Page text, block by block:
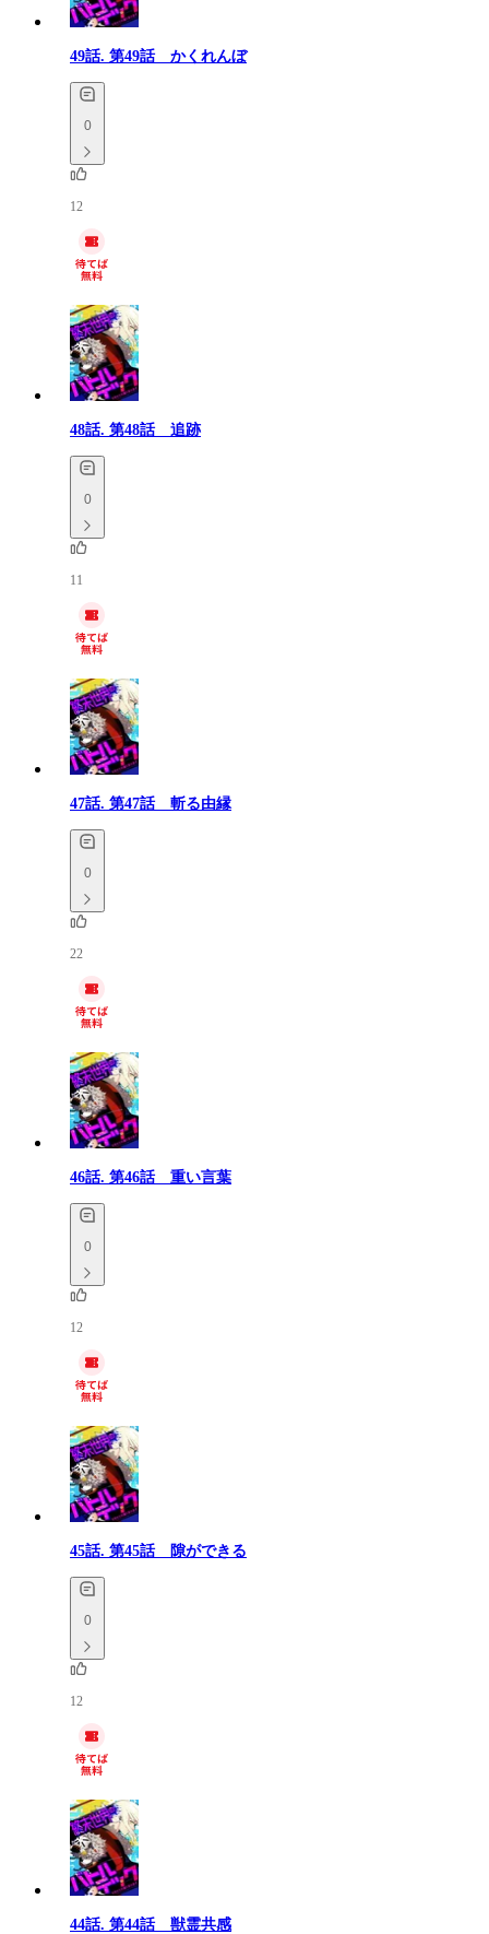
49話. 第49話 かくれんぼ
0
12
48話. 第48話 追跡
0
11
47話. 第47話 斬る由縁
0
22
46話. 第46話 重い言葉
0
12
45話. 第45話 隙ができる
0
12
44話. 第44話 獣霊共感